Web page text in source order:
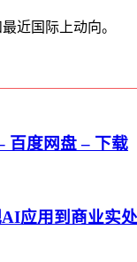
近国际上动向。
百度网盘 – 下载
应用到商业实